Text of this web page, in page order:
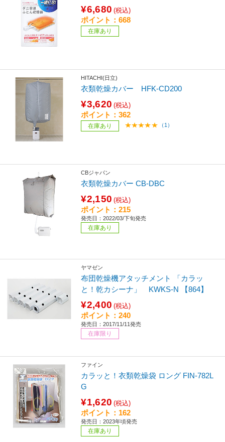
¥6,680 (税込)
ポイント：668
在庫あり
HITACHI(日立)
衣類乾燥カバー HFK-CD200
¥3,620 (税込)
ポイント：362
在庫あり （1）
CBジャパン
衣類乾燥カバー CB-DBC
¥2,150 (税込)
ポイント：215
発売日：2022/03/下旬発売
在庫あり
ヤマゼン
布団乾燥機アタッチメント 「カラッ
と！乾カシーナ」 KWKS-N 【864】
¥2,400 (税込)
ポイント：240
発売日：2017/11/11発売
在庫限り
ファイン
カラッと！衣類乾燥袋 ロング FIN-782L
G
¥1,620 (税込)
ポイント：162
発売日：2023年頃発売
在庫あり